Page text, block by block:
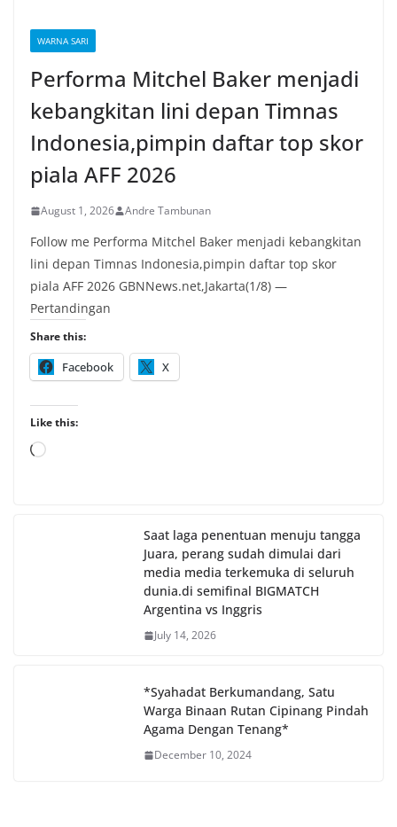
WARNA SARI
Performa Mitchel Baker menjadi
kebangkitan lini depan Timnas
Indonesia,pimpin daftar top skor
piala AFF 2026
August 1, 2026 Andre Tambunan
Follow me Performa Mitchel Baker menjadi kebangkitan
lini depan Timnas Indonesia,pimpin daftar top skor
piala AFF 2026 GBNNews.net,Jakarta(1/8) —
Pertandingan
Share this:
Facebook X
Like this:
Loading…
Saat laga penentuan menuju tangga
Juara, perang sudah dimulai dari
media media terkemuka di seluruh
dunia.di semifinal BIGMATCH
Argentina vs Inggris
July 14, 2026
*Syahadat Berkumandang, Satu
Warga Binaan Rutan Cipinang Pindah
Agama Dengan Tenang*
December 10, 2024